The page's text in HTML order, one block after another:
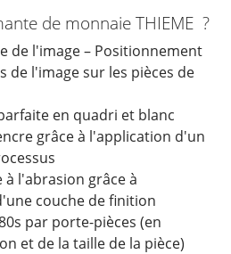
de monnaie THIEME ?
de l'image – Positionnement
de l'image sur les pièces de
en quadri et blanc
grâce à l'application d'un
l'abrasion grâce à
couche de finition
par porte-pièces (en
et de la taille de la pièce)